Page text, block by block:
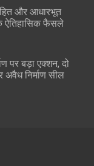
हित और आधारभूत
ऐतिहासिक फैसले
पर बड़ा एक्शन, दो
अवैध निर्माण सील